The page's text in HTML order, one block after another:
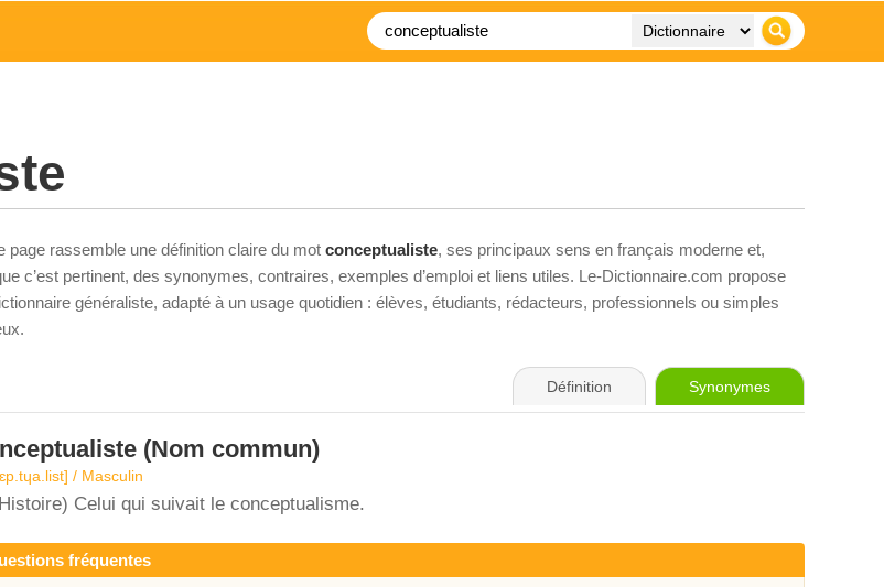
page rassemble une définition claire du mot conceptualiste, ses principaux sens en français moderne et,
c’est pertinent, des synonymes, contraires, exemples d’emploi et liens utiles. Le-Dictionnaire.com propose
généraliste, adapté à un usage quotidien : élèves, étudiants, rédacteurs, professionnels ou simples
Définition Synonymes
(Nom commun)
/ Masculin
Celui qui suivait le conceptualisme.
fréquentes